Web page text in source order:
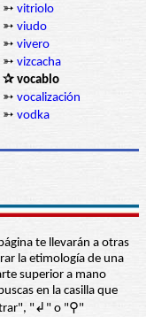
➳ vitriolo
➳ viudo
➳ vivero
➳ vizcacha
✰ vocablo
➳ vocalización
➳ vodka
te llevarán a otras
la etimología de una
superior a mano
en la casilla que
"↲" o "⚲"